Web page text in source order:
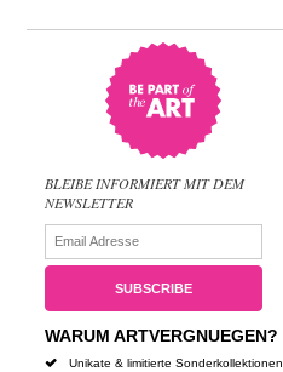
BLEIBE INFORMIERT MIT DEM
NEWSLETTER
WARUM ARTVERGNUEGEN?
Unikate & limitierte Sonderkollektionen